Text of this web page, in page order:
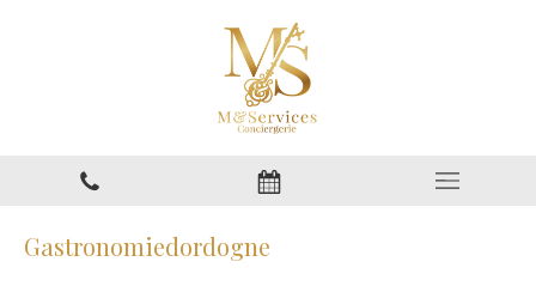
Gastronomiedordogne